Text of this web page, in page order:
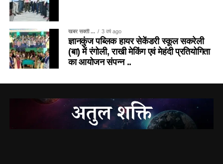
खबर सक्ती ... 3 वर्ष ago
ज्ञानकुंज पब्लिक हायर सेकेंडरी स्कूल सकरेली
(बा) में रंगोली, राखी मेकिंग एवं मेहंदी प्रतियोगिता
का आयोजन संपन्न ..